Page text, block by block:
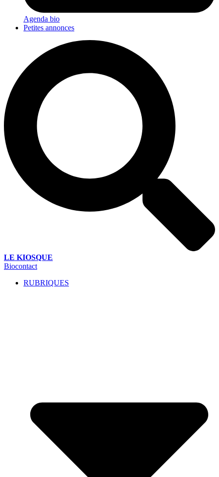
Agenda bio
Petites annonces
LE KIOSQUE
Biocontact
RUBRIQUES